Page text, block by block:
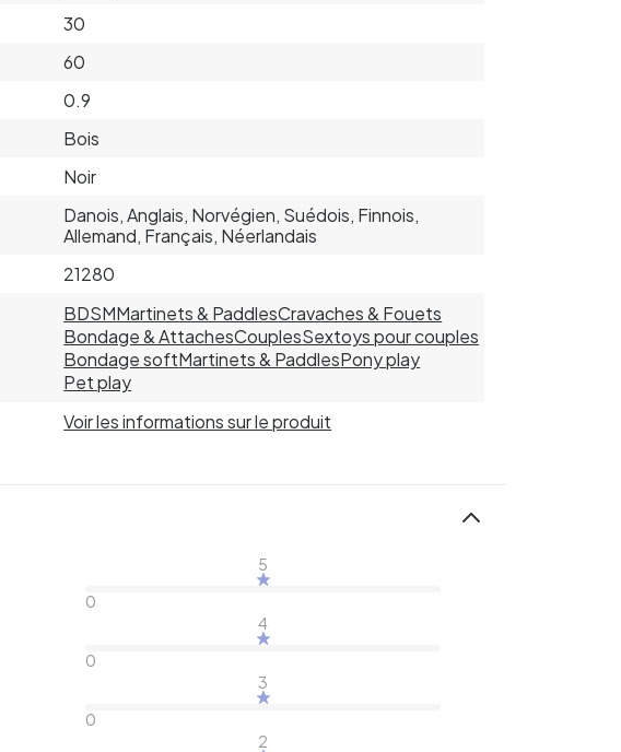
30
60
0.9
Bois
Noir
Danois, Anglais, Norvégien, Suédois, Finnois,
Allemand, Français, Néerlandais
21280
BDSMMartinets & PaddlesCravaches & Fouets
Bondage & AttachesCouplesSextoys pour couples
Bondage softMartinets & PaddlesPony play
Pet play
Voir les informations sur le produit
5
0
4
0
3
0
2